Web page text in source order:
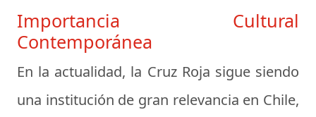
Importancia Cultural
Contemporánea
En la actualidad, la Cruz Roja sigue siendo
una institución de gran relevancia en Chile,